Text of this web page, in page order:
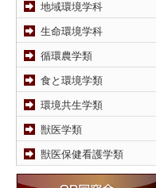
地域環境学科
生命環境学科
循環農学類
食と環境学類
環境共生学類
獣医学類
獣医保健看護学類